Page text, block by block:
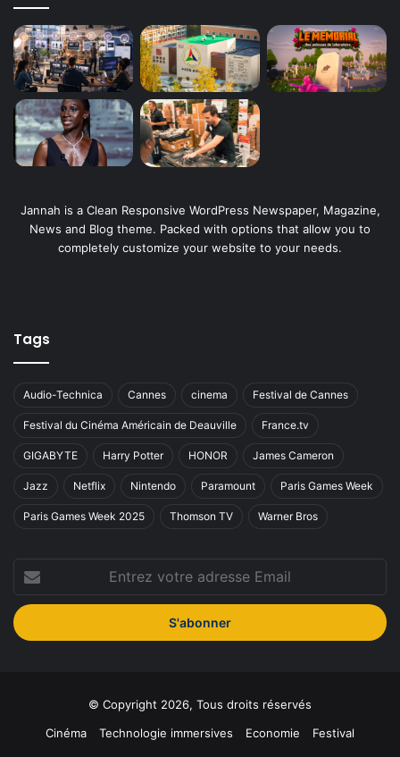
Jannah is a Clean Responsive WordPress Newspaper, Magazine,
News and Blog theme. Packed with options that allow you to
completely customize your website to your needs.
Tags
Audio-Technica Cannes cinema Festival de Cannes
Festival du Cinéma Américain de Deauville France.tv
GIGABYTE Harry Potter HONOR James Cameron
Jazz Netflix Nintendo Paramount Paris Games Week
Paris Games Week 2025 Thomson TV Warner Bros
votre
adresse
Email
© Copyright 2026, Tous droits réservés
Cinéma
Technologie immersives Economie
Festival